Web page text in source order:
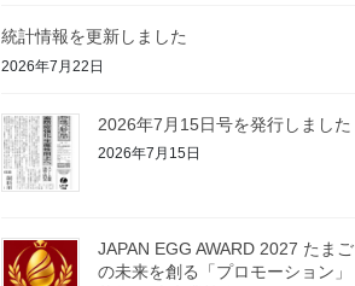
統計情報を更新しました
2026年7月22日
2026年7月15日号を発行しました
2026年7月15日
JAPAN EGG AWARD 2027 たまご
の未来を創る「プロモーション」